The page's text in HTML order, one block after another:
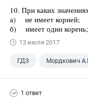
10. При каких
а) не имеет корней;
б) имеет один
13 июля 2017
ГДЗ Мордкович
1 ответ